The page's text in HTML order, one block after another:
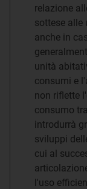
relazione
sottese alle
anche in
unità
consumi e
non riflette
consumo
introdurrà
sviluppi
cui al
l'uso